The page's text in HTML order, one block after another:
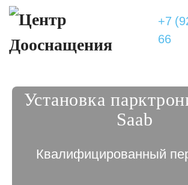
+7
66
Установка
Saab
Квалифицированный